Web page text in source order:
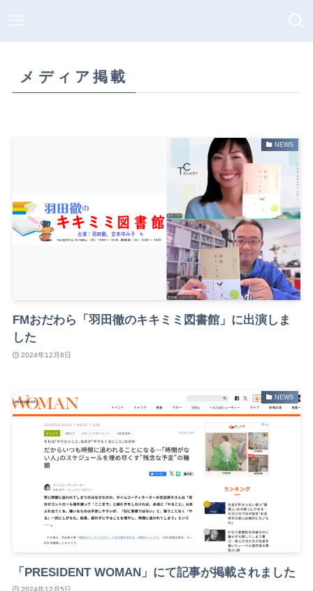
メディア掲載
NEWS
FMおだわら「羽田徹のキキミミ図書館」に出演しま
した
2024年12月8日
NEWS
「PRESIDENT WOMAN」にて記事が掲載されました